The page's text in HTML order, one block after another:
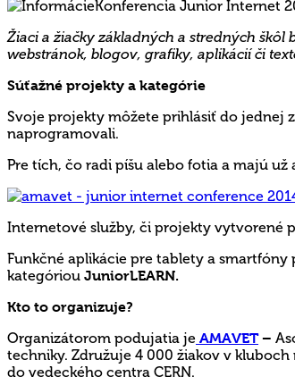
Žiaci a žiačky základných a stredných škôl
webstránok, blogov, grafiky, aplikácií či
Súťažné projekty a kategórie
Svoje projekty môžete prihlásiť do jednej
naprogramovali.
Pre tích, čo radi píšu alebo fotia a majú
Internetové služby, či projekty vytvorené
Funkčné aplikácie pre tablety a smartfóny
kategóriou JuniorLEARN.
Kto to organizuje?
Organizátorom podujatia je AMAVET–
techniky. Združuje 4 000 žiakov v
do vedeckého centra CERN.